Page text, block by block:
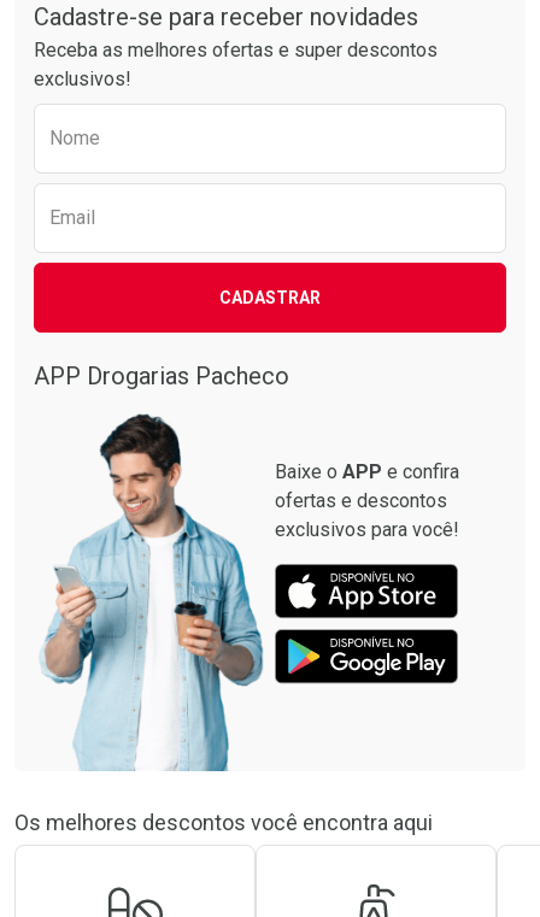
Por R$ 39,79/cada
Por R$ 39,79/cada
Por R$ 87,61/cada
Por R$ 87,61/cada
Cadastre-se para receber novidades
Receba as melhores ofertas e super descontos
exclusivos!
Nome
Email
CADASTRAR
APP Drogarias Pacheco
Baixe o APP e confira
ofertas e descontos
exclusivos para você!
Os melhores descontos você encontra aqui